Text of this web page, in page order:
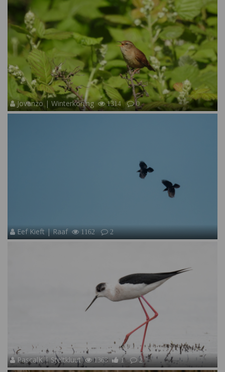
Jovanzo | Winterkoning 1314 0
Eef Kieft | Raaf 1162 2
PascalK | Steltkluut 1363 1 2